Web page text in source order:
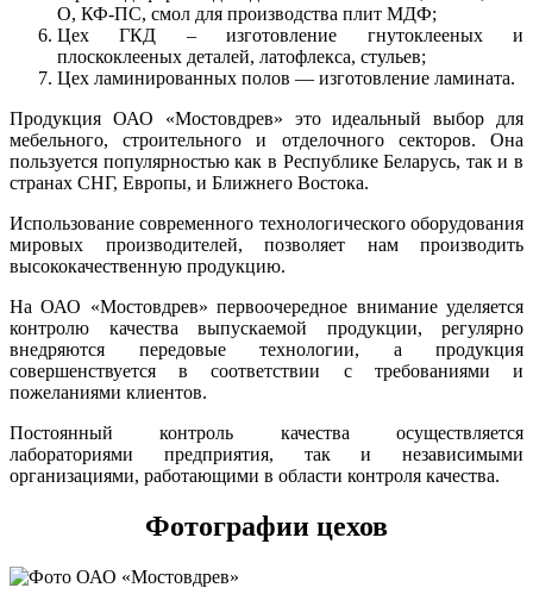
О, КФ-ПС, смол для производства плит МДФ;
Цех ГКД – изготовление гнутоклееных и
плоскоклееных деталей, латофлекса, стульев;
Цех ламинированных полов — изготовление ламината.
Продукция ОАО «Мостовдрев» это идеальный выбор для
мебельного, строительного и отделочного секторов. Она
пользуется популярностью как в Республике Беларусь, так и в
странах СНГ, Европы, и Ближнего Востока.
Использование современного технологического оборудования
мировых производителей, позволяет нам производить
высококачественную продукцию.
На ОАО «Мостовдрев» первоочередное внимание уделяется
контролю качества выпускаемой продукции, регулярно
внедряются передовые технологии, а продукция
совершенствуется в соответствии с требованиями и
пожеланиями клиентов.
Постоянный контроль качества осуществляется
лабораториями предприятия, так и независимыми
организациями, работающими в области контроля качества.
Фотографии цехов